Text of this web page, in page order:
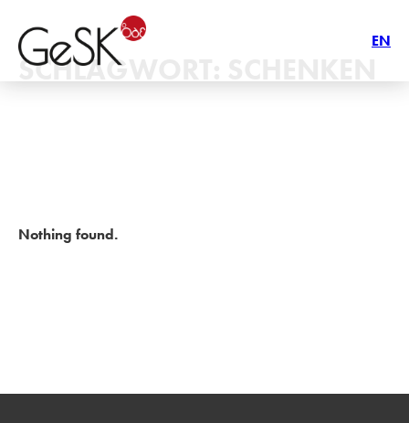
EN
SCHLAGWORT:
Nothing found.